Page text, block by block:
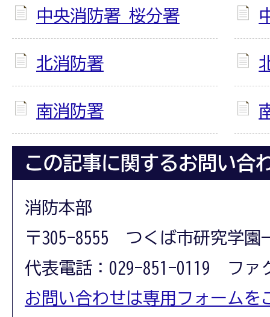
中央消防署 桜分署
北消防署
南消防署
この記事に関するお問い合
消防本部
〒305-8555 つくば市研究学園
代表電話：029-851-0119 ファ
お問い合わせは専用フォームを